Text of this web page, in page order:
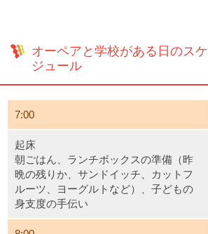
オーペアと学校がある日のスケ
ジュール
7:00
起床
朝ごはん、ランチボックスの準備（昨
晩の残りか、サンドイッチ、カットフ
ルーツ、ヨーグルトなど）、子どもの
身支度の手伝い